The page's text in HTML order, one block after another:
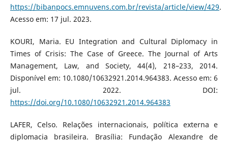
https://bibanpocs.emnuvens.com.br/revista/article/view/429.
Acesso em: 17 jul. 2023.
KOURI, Maria. EU Integration and Cultural Diplomacy in
Times of Crisis: The Case of Greece. The Journal of Arts
Management, Law, and Society, 44(4), 218–233, 2014.
Disponível em: 10.1080/10632921.2014.964383. Acesso em: 6
jul. 2022. DOI:
https://doi.org/10.1080/10632921.2014.964383
LAFER, Celso. Relações internacionais, política externa e
diplomacia brasileira. Brasília: Fundação Alexandre de